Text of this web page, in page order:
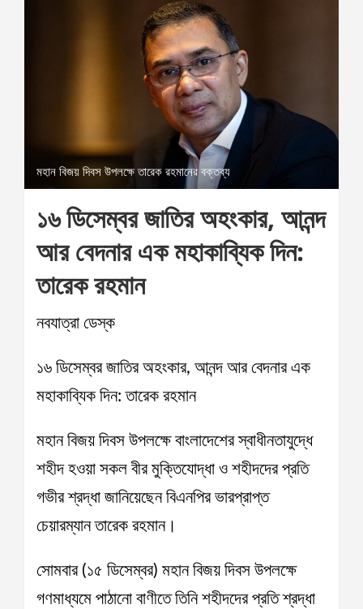
মহান বিজয় দিবস উপলক্ষে তারেক রহমানের বক্তব্য
১৬ ডিসেম্বর জাতির অহংকার, আনন্দ
আর বেদনার এক মহাকাব্যিক দিন:
তারেক রহমান
নবযাত্রা ডেস্ক
১৬ ডিসেম্বর জাতির অহংকার, আনন্দ আর বেদনার এক
মহাকাব্যিক দিন: তারেক রহমান
মহান বিজয় দিবস উপলক্ষে বাংলাদেশের স্বাধীনতাযুদ্ধে
শহীদ হওয়া সকল বীর মুক্তিযোদ্ধা ও শহীদদের প্রতি
গভীর শ্রদ্ধা জানিয়েছেন বিএনপির ভারপ্রাপ্ত
চেয়ারম্যান তারেক রহমান।
সোমবার (১৫ ডিসেম্বর) মহান বিজয় দিবস উপলক্ষে
গণমাধ্যমে পাঠানো বাণীতে তিনি শহীদদের প্রতি শ্রদ্ধা